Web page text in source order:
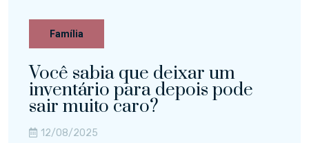
Família
Você sabia que deixar um
inventário para depois pode
sair muito caro?
12/08/2025